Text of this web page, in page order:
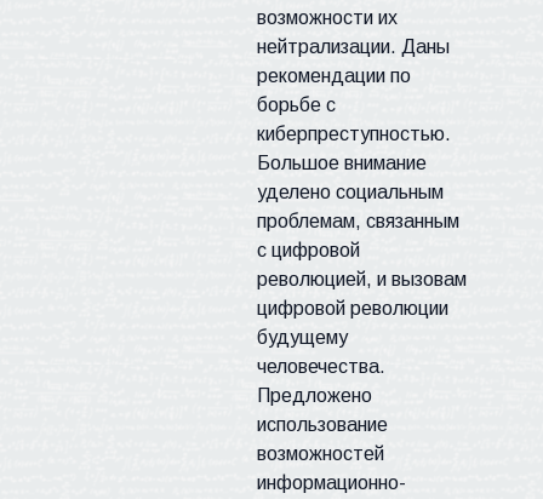
возможности их
нейтрализации. Даны
рекомендации по
борьбе с
киберпреступностью.
Большое внимание
уделено социальным
проблемам, связанным
с цифровой
революцией, и вызовам
цифровой революции
будущему
человечества.
Предложено
использование
возможностей
информационно-